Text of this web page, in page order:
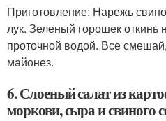
Приготовление: Нарежь
лук. Зеленый горошек
проточной водой. Все
майонез.
6. Слоеный салат из
моркови, сыра и свиного